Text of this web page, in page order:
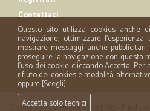
Contattaci
Cicalia srl - via Acerbi 35 - 46100 -
Questo sito utilizza cookies anche
navigazione, ottimizzare
mostrare messaggi anche
proseguire la navigazione con questa
l'uso dei cookie cliccando Accetta.
rifiuto dei cookies e modalità
oppure [Scegli]
Accetta solo tecnici